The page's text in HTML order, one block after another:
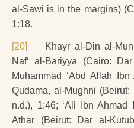
al-Sawi is in the margins)
1:18.
[20]
Khayr al-Din al-
Naf‘ al-Bariyya (Cairo:
Muhammad ‘Abd Allah
Qudama, al-Mughni (Beirut:
n.d.), 1:46; ‘Ali Ibn
Athar (Beirut: Dar al-